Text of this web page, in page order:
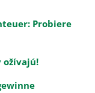
Probiere
ožívajú!